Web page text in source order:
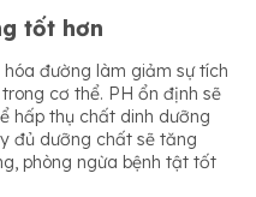
tốt hơn
đường làm giảm sự tích
cơ thể. PH ổn định sẽ
hấp thụ chất dinh dưỡng
đủ dưỡng chất sẽ tăng
phòng ngừa bệnh tật tốt